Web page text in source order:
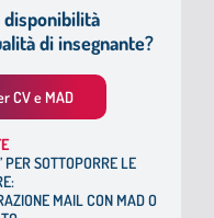
disponibilità
di insegnante?
CV e MAD
PER SOTTOPORRE LE
MAIL CON MAD O